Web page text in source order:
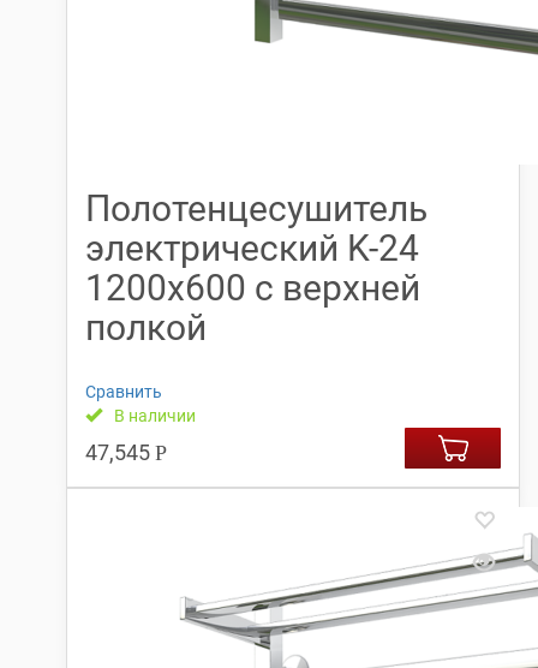
Полотенцесушитель
электрический K-24
1200х600 с верхней
полкой
Сравнить
В наличии
47,545 Р